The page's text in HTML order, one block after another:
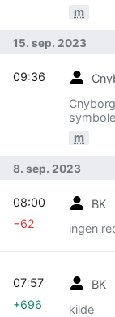
m
15. sep. 2023
m
09:36
8. sep. 2023
BK
ingen
08:00
−62
BK
kilde
07:57
+696